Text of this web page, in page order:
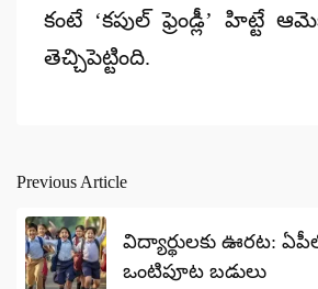
కంటే ‘కపుల్ ఫ్రెండ్లీ’ హిట్టే
తెచ్చిపెట్టింది.
Post
navigation
Previous Article
విద్యార్థులకు ఊరట:
ఒంటిపూట బడులు